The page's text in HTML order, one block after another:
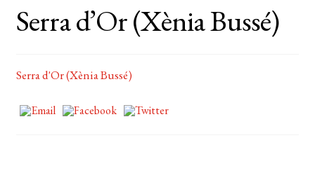
L’EDITORIAL
DISTRIBUCIÓ
CONTACTE
Serra d’Or (Xènia Bussé)
Serra d'Or (Xènia Bussé)